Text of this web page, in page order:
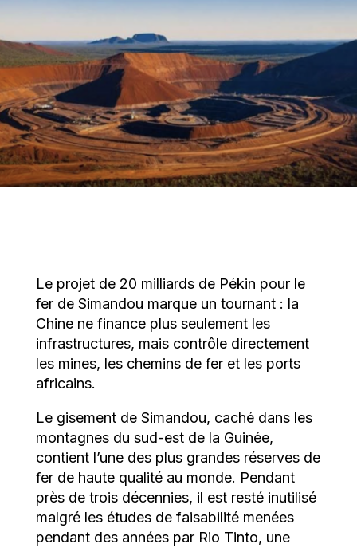
Le projet de 20 milliards de Pékin pour le
fer de Simandou marque un tournant : la
Chine ne finance plus seulement les
infrastructures, mais contrôle directement
les mines, les chemins de fer et les ports
africains.
Le gisement de Simandou, caché dans les
montagnes du sud-est de la Guinée,
contient l’une des plus grandes réserves de
fer de haute qualité au monde. Pendant
près de trois décennies, il est resté inutilisé
malgré les études de faisabilité menées
pendant des années par Rio Tinto, une